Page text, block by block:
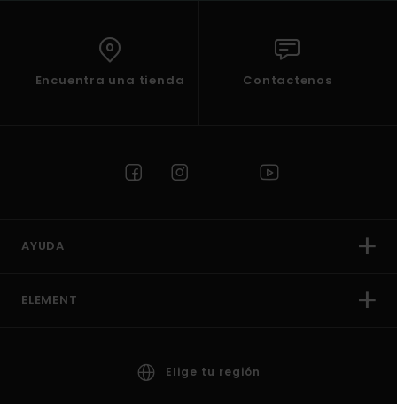
Encuentra una tienda Contactenos
AYUDA
ELEMENT
Elige tu región